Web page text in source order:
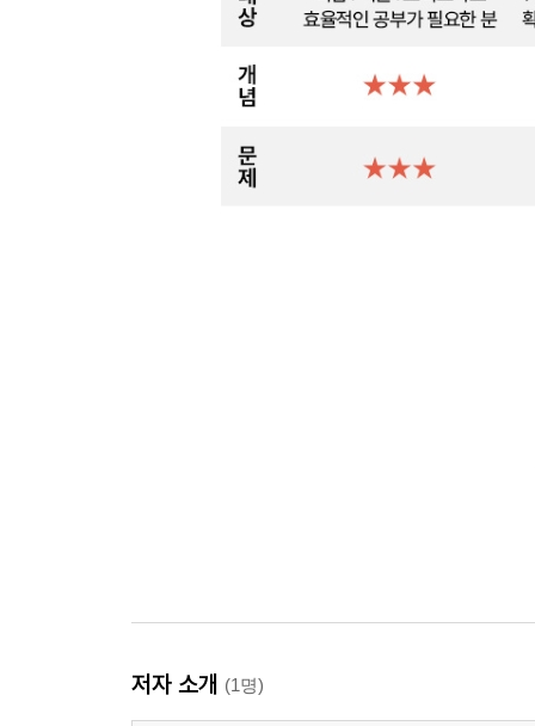
저자 소개 (1명)